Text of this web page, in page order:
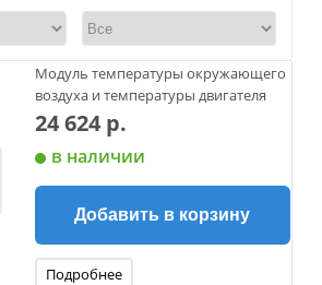
Модуль температуры окружающего
воздуха и температуры двигателя
24 624 р.
в наличии
Добавить в корзину
Подробнее